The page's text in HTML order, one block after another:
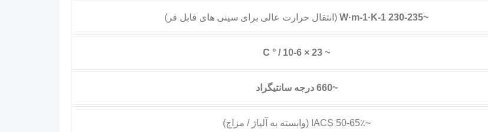
~230-235 W·m-1·K-1 (انتقال حرارت عالی برای سینی های قابل فر)
~ 23 × 10-6 / ° C
~660 درجه سانتیگراد
~50-65٪ IACS (وابسته به آلیاژ / مزاج)